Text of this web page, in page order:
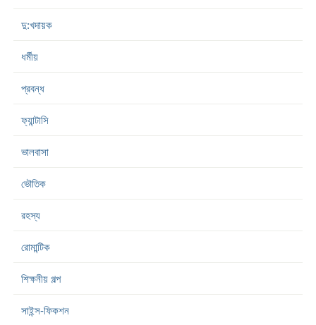
দু:খদায়ক
ধর্মীয়
প্রবন্ধ
ফ্যান্টাসি
ভালবাসা
ভৌতিক
রহস্য
রোমান্টিক
শিক্ষনীয় গল্প
সাইন্স-ফিকশন